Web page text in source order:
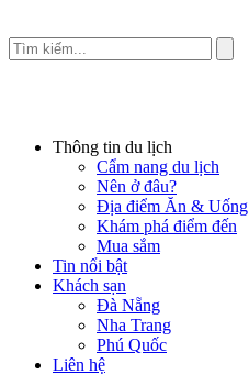
Thông tin du lịch
Cẩm nang du lịch
Nên ở đâu?
Địa điểm Ăn & Uống
Khám phá điểm đến
Mua sắm
Tin nổi bật
Khách sạn
Đà Nẵng
Nha Trang
Phú Quốc
Liên hệ